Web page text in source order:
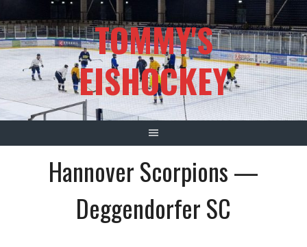
zum
Inhalt
TOMMY'S
EISHOCKEY
Hannover Scorpions —
Deggendorfer SC